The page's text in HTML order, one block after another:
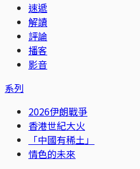
速遞
解讀
評論
播客
影音
系列
2026伊朗戰爭
香港世紀大火
「中國有稀土」
情色的未來